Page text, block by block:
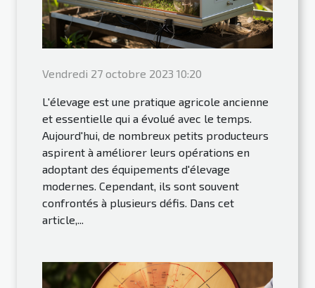
Vendredi 27 octobre 2023 10:20
L'élevage est une pratique agricole ancienne
et essentielle qui a évolué avec le temps.
Aujourd'hui, de nombreux petits producteurs
aspirent à améliorer leurs opérations en
adoptant des équipements d'élevage
modernes. Cependant, ils sont souvent
confrontés à plusieurs défis. Dans cet
article,...